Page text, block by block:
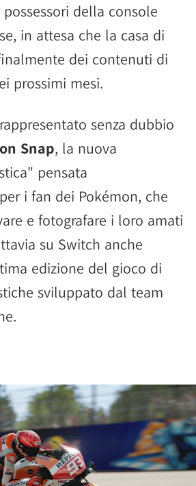
della console
in attesa che la casa di
dei contenuti di
prossimi mesi.
senza dubbio
Snap, la nuova
pensata
i fan dei Pokémon, che
e fotografare i loro amati
su Switch anche
edizione del gioco di
sviluppato dal team